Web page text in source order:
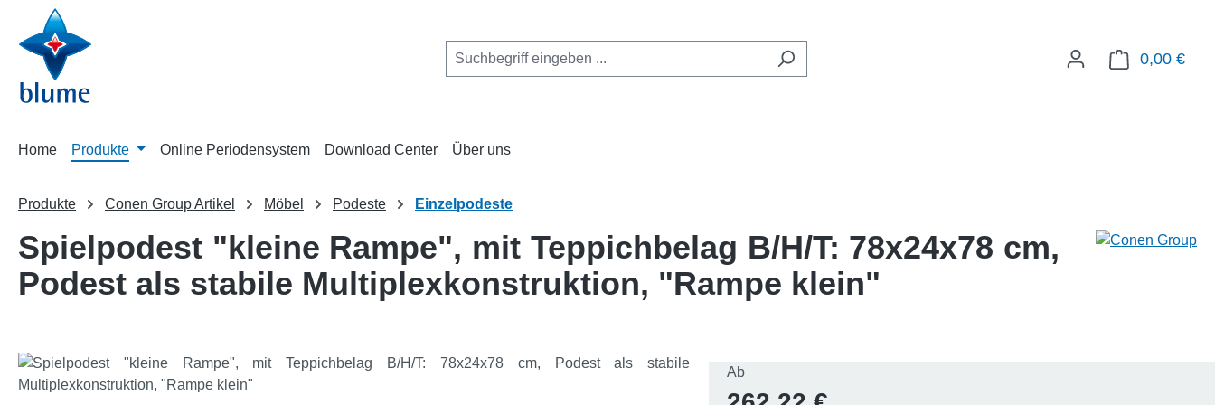
Hauptinhalt springen
Zur Suche springen
Zur Hauptnavigation springen
0,00 €
Home Produkte Online Periodensystem Download Center Über uns
Produkte Conen Group Artikel Möbel Podeste Einzelpodeste
Spielpodest "kleine Rampe", mit Teppichbelag B/H/T: 78x24x78 cm,
Podest als stabile Multiplexkonstruktion, "Rampe klein"
Bildergalerie überspringen
AbRegulärer Preis: